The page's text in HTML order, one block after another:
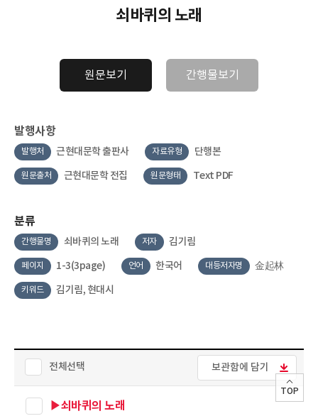
쇠바퀴의 노래
원문보기 간행물보기
발행사항
발행처 근현대문학 출판사 자료유형 단행본
원문출처 근현대문학 전집 원문형태 Text PDF
분류
간행물명 쇠바퀴의 노래 저자 김기림
페이지 1-3(3page) 언어 한국어 대등저자명 金起林
키워드 김기림, 현대시
전체선택 보관함에 담기
▶쇠바퀴의 노래
TOP